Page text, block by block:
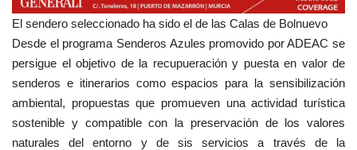
Empresas
El sendero seleccionado ha sido el de las Calas de Bolnuevo
Desde el programa Senderos Azules promovido por ADEAC se
persigue el objetivo de la recupueración y puesta en valor de
senderos e itinerarios como espacios para la sensibilización
ambiental, propuestas que promueven una actividad turística
sostenible y compatible con la preservación de los valores
naturales del entorno y de sis servicios a través de la